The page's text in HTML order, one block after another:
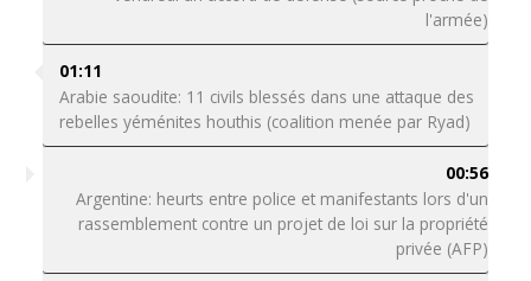
l'armée)
01:11
Arabie saoudite: 11 civils blessés dans une attaque des
rebelles yéménites houthis (coalition menée par Ryad)
00:56
Argentine: heurts entre police et manifestants lors d'un
rassemblement contre un projet de loi sur la propriété
privée (AFP)